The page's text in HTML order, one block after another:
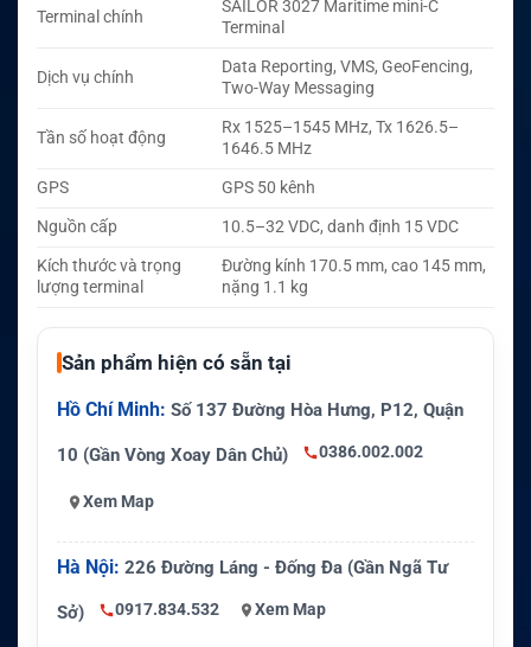
Terminal chính
SAILOR 3027 Maritime mini-C
Terminal
Dịch vụ chính
Data Reporting, VMS, GeoFencing,
Two-Way Messaging
Tần số hoạt động
Rx 1525–1545 MHz, Tx 1626.5–
1646.5 MHz
GPS
GPS 50 kênh
Nguồn cấp
10.5–32 VDC, danh định 15 VDC
Kích thước và trọng
lượng terminal
Đường kính 170.5 mm, cao 145 mm,
nặng 1.1 kg
Sản phẩm hiện có sẵn tại
Hồ Chí Minh: Số 137 Đường Hòa Hưng, P12, Quận
10 (Gần Vòng Xoay Dân Chủ) 0386.002.002
Xem Map
Hà Nội: 226 Đường Láng - Đống Đa (Gần Ngã Tư
Sở) 0917.834.532 Xem Map